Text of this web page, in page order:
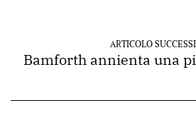
ARTICOLO
Bamforth annienta una